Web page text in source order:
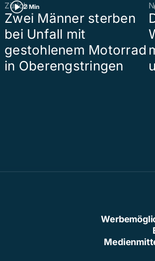
2 Min
Zürich
Zwei Männer sterben
bei Unfall mit
gestohlenem Motorrad
in Oberengstringen